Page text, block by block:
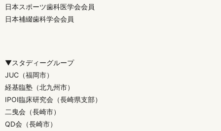
日本スポーツ歯科医学会会員
日本補綴歯科学会会員
▼スタディーグループ
JUC（福岡市）
経基臨塾（北九州市）
IPOI臨床研究会（長崎県支部）
二曳会（長崎市）
QD会（長崎市）